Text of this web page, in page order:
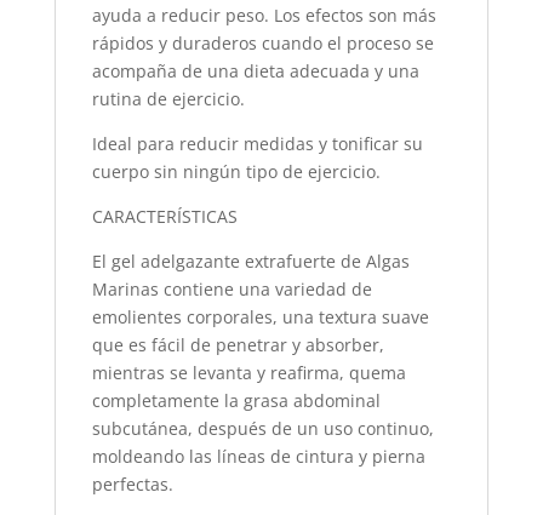
ayuda a reducir peso. Los efectos son más
rápidos y duraderos cuando el proceso se
acompaña de una dieta adecuada y una
rutina de ejercicio.
Ideal para reducir medidas y tonificar su
cuerpo sin ningún tipo de ejercicio.
CARACTERÍSTICAS
El gel adelgazante extrafuerte de Algas
Marinas contiene una variedad de
emolientes corporales, una textura suave
que es fácil de penetrar y absorber,
mientras se levanta y reafirma, quema
completamente la grasa abdominal
subcutánea, después de un uso continuo,
moldeando las líneas de cintura y pierna
perfectas.